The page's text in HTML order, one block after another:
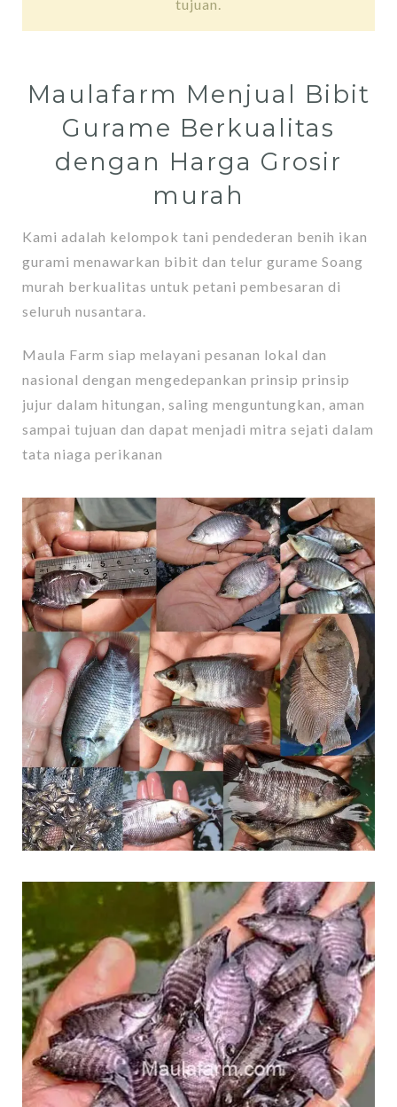
tujuan.
Maulafarm Menjual Bibit
Gurame Berkualitas
dengan Harga Grosir
murah
Kami adalah kelompok tani pendederan benih ikan
gurami menawarkan bibit dan telur gurame Soang
murah berkualitas untuk petani pembesaran di
seluruh nusantara.
Maula Farm siap melayani pesanan lokal dan
nasional dengan mengedepankan prinsip prinsip
jujur dalam hitungan, saling menguntungkan, aman
sampai tujuan dan dapat menjadi mitra sejati dalam
tata niaga perikanan